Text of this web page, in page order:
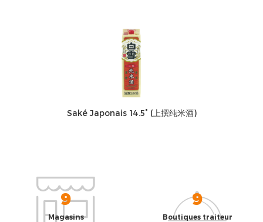
Saké Japonais 14.5° (上撰纯米酒)
9
Magasins
9
Boutiques traiteur